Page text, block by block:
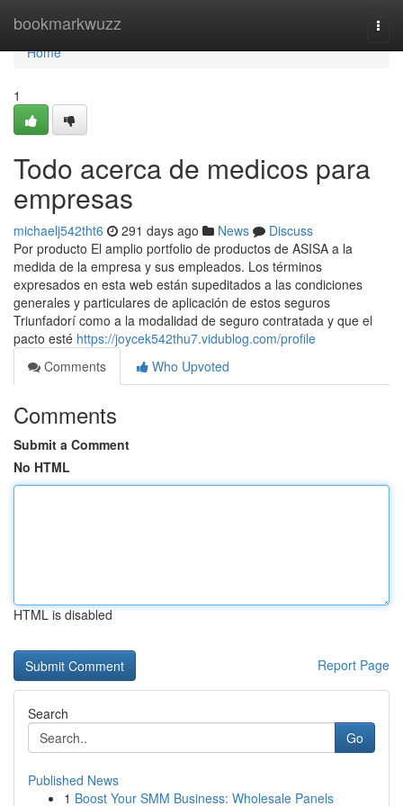
bookmarkwuzz
Home
Home
1
Todo acerca de medicos para
empresas
michaelj542tht6 291 days ago News
Discuss
Por producto El amplio portfolio de productos de ASISA a la
medida de la empresa y sus empleados. Los términos
expresados en esta web están supeditados a las condiciones
generales y particulares de aplicación de estos seguros
Triunfadorí como a la modalidad de seguro contratada y que el
pacto esté https://joycek542thu7.vidublog.com/profile
Comments
Who Upvoted
Comments
Submit a Comment
No HTML
HTML is disabled
Report Page
Search
Go
Published News
1 Boost Your SMM Business: Wholesale Panels